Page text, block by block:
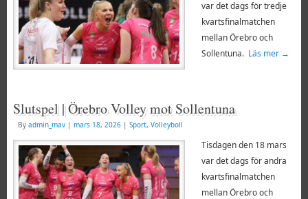
var det dags för tredje
kvartsfinalmatchen
mellan Örebro och
Sollentuna. Läs mer →
Slutspel | Örebro Volley mot Sollentuna
By admin_mav | mars 18, 2026 | Sport, Volleyboll
Tisdagen den 18 mars
var det dags för andra
kvartsfinalmatchen
mellan Örebro och